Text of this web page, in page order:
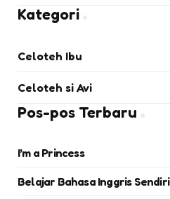
Kategori
Celoteh Ibu
Celoteh si Avi
Pos-pos Terbaru
I’m a Princess
Belajar Bahasa Inggris Sendiri